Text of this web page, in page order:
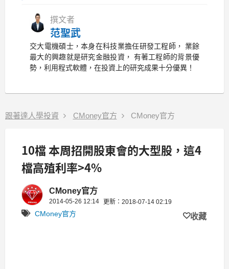
撰文者
范聖武
交大電機碩士，本身在科技業擔任研發工程師， 業餘
最大的興趣就是研究金融投資， 有著工程師的背景優
勢，利用程式軟體，在投資上的研究成果十分優異！
跟著達人學投資 CMoney官方 CMoney官方
10檔 本周招開股東會的大型股，這4
檔高殖利率>4%
CMoney官方
2014-05-26 12:14 更新：2018-07-14 02:19
CMoney官方 收藏